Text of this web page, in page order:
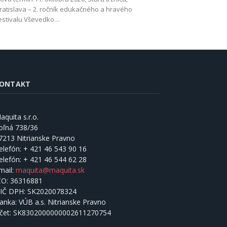
– 2. ročník edukačného a hravého
Vševedko…
s.r.o.
738/36
Nitrianske Pravno
+ 421 46 543 90 16
+ 421 46 544 62 28
maquita@maquita.sk
36316881
DPH: SK2020078324
VÚB a.s. Nitrianske Pravno
SK8302000000002611270754